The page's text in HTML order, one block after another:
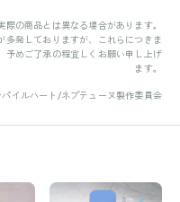
際の商品とは異なる場合があります。
発しておりますが、これらにつきま
予めご了承の程宜しくお願い申し上げ
ます。
イルハート/ネプテューヌ製作委員会